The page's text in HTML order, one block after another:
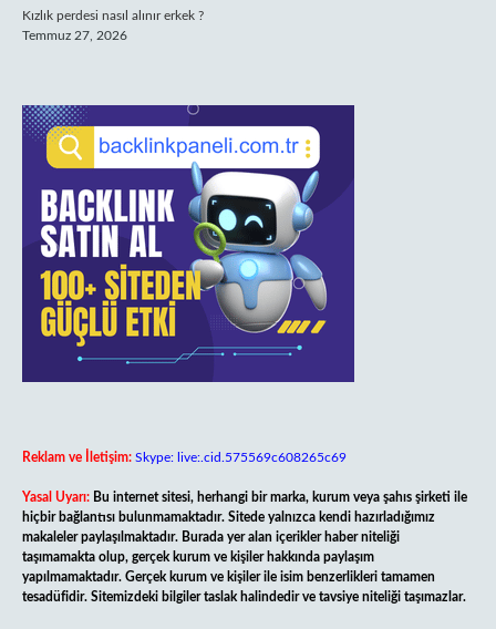
Kızlık perdesi nasıl alınır erkek ?
Temmuz 27, 2026
Reklam ve İletişim: Skype: live:.cid.575569c608265c69
Yasal Uyarı: Bu internet sitesi, herhangi bir marka, kurum veya şahıs şirketi ile
hiçbir bağlantısı bulunmamaktadır. Sitede yalnızca kendi hazırladığımız
makaleler paylaşılmaktadır. Burada yer alan içerikler haber niteliği
taşımamakta olup, gerçek kurum ve kişiler hakkında paylaşım
yapılmamaktadır. Gerçek kurum ve kişiler ile isim benzerlikleri tamamen
tesadüfidir. Sitemizdeki bilgiler taslak halindedir ve tavsiye niteliği taşımazlar.